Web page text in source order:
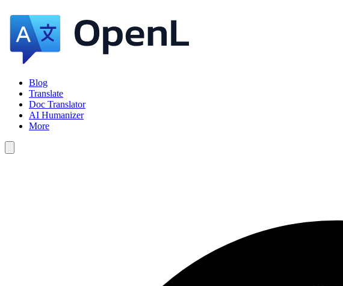
Blog
Translate
Doc Translator
AI Humanizer
More